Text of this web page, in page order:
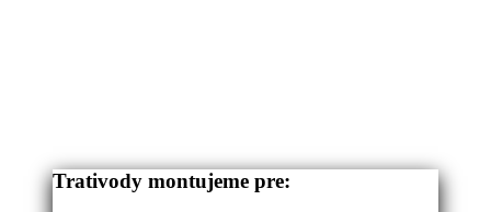
Trativody montujeme pre: